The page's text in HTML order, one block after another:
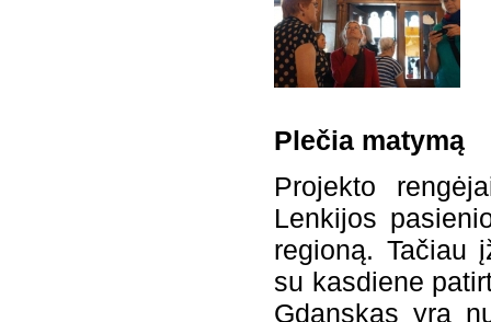
Plečia matymą
Projekto
Lenkijos
regioną. Tačiau
su kasdiene
Gdanskas yra